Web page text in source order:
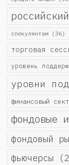
спекулянтам (36)
торговая
уровень
уровни
финансовый
фондовые
фондовый
фьючерсы